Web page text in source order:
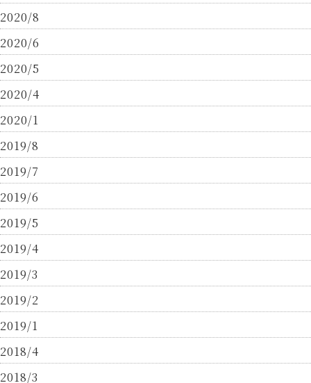
2020/8
2020/6
2020/5
2020/4
2020/1
2019/8
2019/7
2019/6
2019/5
2019/4
2019/3
2019/2
2019/1
2018/4
2018/3